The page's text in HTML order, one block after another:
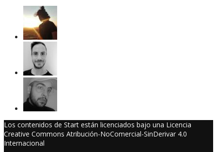
Los contenidos de Start están licenciados bajo una Licencia
Creative Commons Atribución-NoComercial-SinDerivar 4.0
Internacional